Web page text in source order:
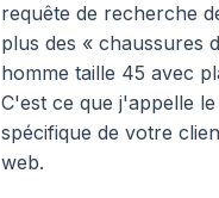
requête de recherche
plus des « chaussures
homme taille 45 avec
C'est ce que j'appelle
spécifique de votre
web.